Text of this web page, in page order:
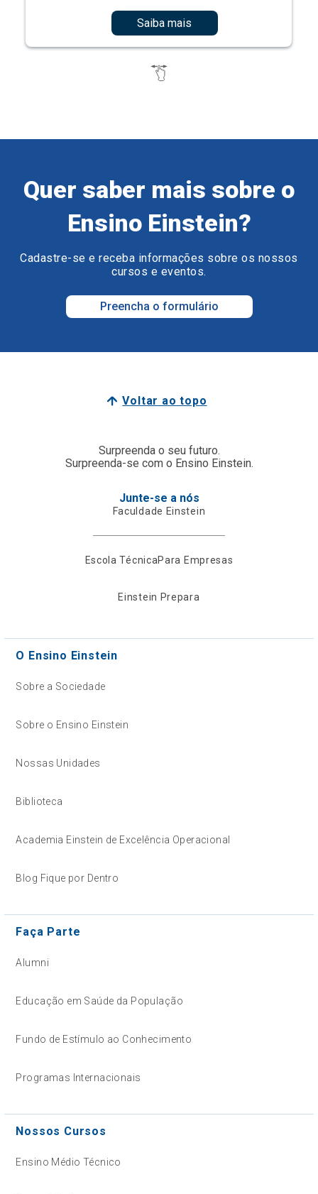
Saiba mais
Quer saber mais sobre o
Ensino Einstein?
Cadastre-se e receba informações sobre os nossos
cursos e eventos.
Preencha o formulário
Voltar ao topo
Surpreenda o seu futuro.
Surpreenda-se com o Ensino Einstein.
Junte-se a nós
Faculdade Einstein
Escola TécnicaPara Empresas
Einstein Prepara
O Ensino Einstein
Sobre a Sociedade
Sobre o Ensino Einstein
Nossas Unidades
Biblioteca
Academia Einstein de Excelência Operacional
Blog Fique por Dentro
Faça Parte
Alumni
Educação em Saúde da População
Fundo de Estímulo ao Conhecimento
Programas Internacionais
Nossos Cursos
Ensino Médio Técnico